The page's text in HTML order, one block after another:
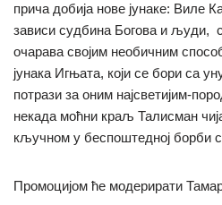
прича добија нове јунаке: Виле
зависи судбина Богова и људи,
очарава својим необичним
јунака Игњата, који се бори са
потрази за оним најсветијим-
некада моћни краљ Талисман
кључном у беспоштедној борби
Промоцијом ће модерирати